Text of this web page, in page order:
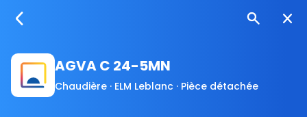
AGVA C 24-5MN
Chaudière · ELM Leblanc · Pièce détachée